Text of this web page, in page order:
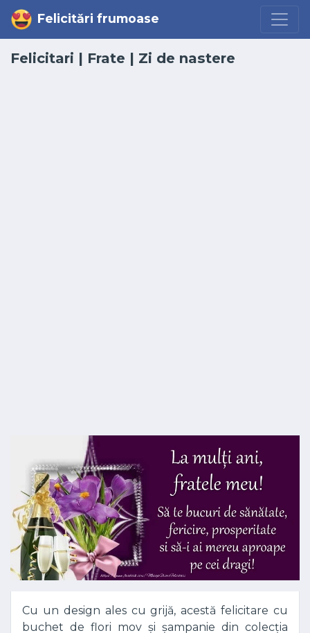
Felicitări frumoase
Felicitari | Frate | Zi de nastere
Cu un design ales cu grijă, acestă felicitare cu
buchet de flori mov și șampanie din colecția